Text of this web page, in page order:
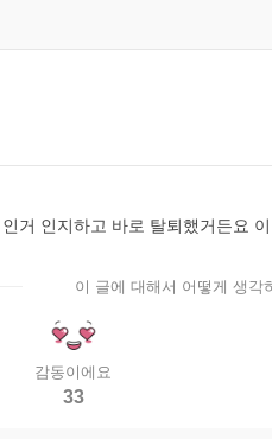
거 인지하고 바로 탈퇴했거든요
이 글에 대해서 어떻게 생각
감동이에요
33